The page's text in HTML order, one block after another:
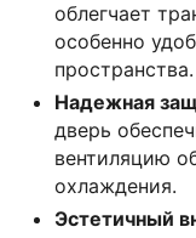
облегчает
особенно
пространства.
Надежная
дверь
вентиляцию
охлаждения.
Эстетичный